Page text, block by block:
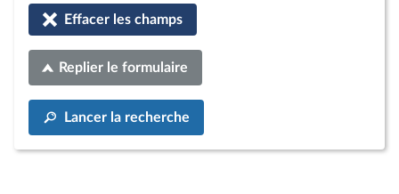
Effacer les champs
Replier le formulaire
Lancer la recherche